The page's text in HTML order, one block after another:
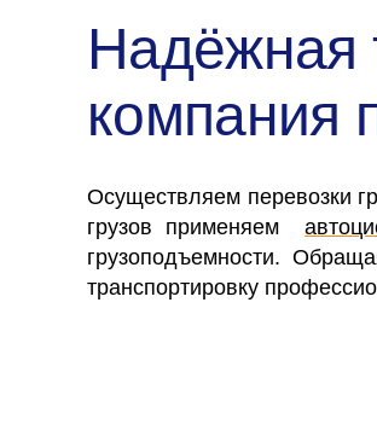
Надёжная
компания
Осуществляем перевозки
грузов применяем
грузоподъемности.
транспортировку